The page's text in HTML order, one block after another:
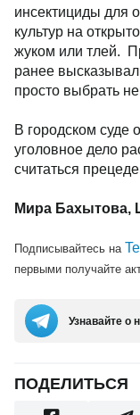
инсектициды для
культур на
жуком или тлей.
ранее
просто выбрать
В городском суде
уголовное дело
считаться
Мира Бахытова,
Подписывайтесь на
первыми получайте
Узнавайте о
ПОДЕЛИТЬСЯ